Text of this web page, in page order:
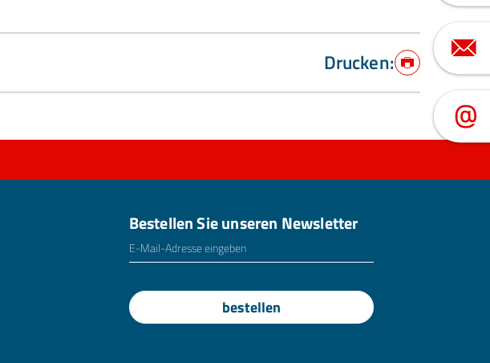
Drucken: Drucken
Bestellen Sie unseren Newsletter
E-Mailadresse
bestellen